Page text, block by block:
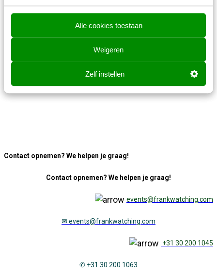
Alle cookies toestaan
Weigeren
Zelf instellen
Contact opnemen? We helpen je graag!
Contact opnemen? We helpen je graag!
events@frankwatching.com
✉ events@frankwatching.com
+31 30 200 1045
✆ +31 30 200 1063